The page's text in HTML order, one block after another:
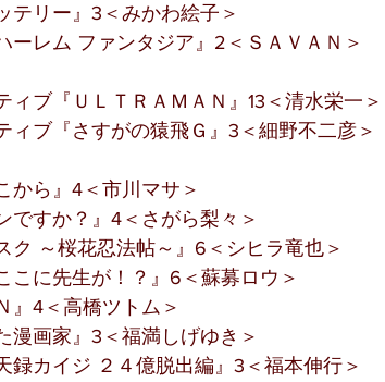
リー』3＜みかわ絵子＞
レム ファンタジア』2＜ＳＡＶＡＮ＞
ブ『ＵＬＴＲＡＭＡＮ』13＜清水栄一＞
ブ『さすがの猿飛Ｇ』3＜細野不二彦＞
ら』4＜市川マサ＞
すか？』4＜さがら梨々＞
～桜花忍法帖～』6＜シヒラ竜也＞
に先生が！？』6＜蘇募ロウ＞
4＜高橋ツトム＞
画家』3＜福満しげゆき＞
カイジ ２４億脱出編』3＜福本伸行＞